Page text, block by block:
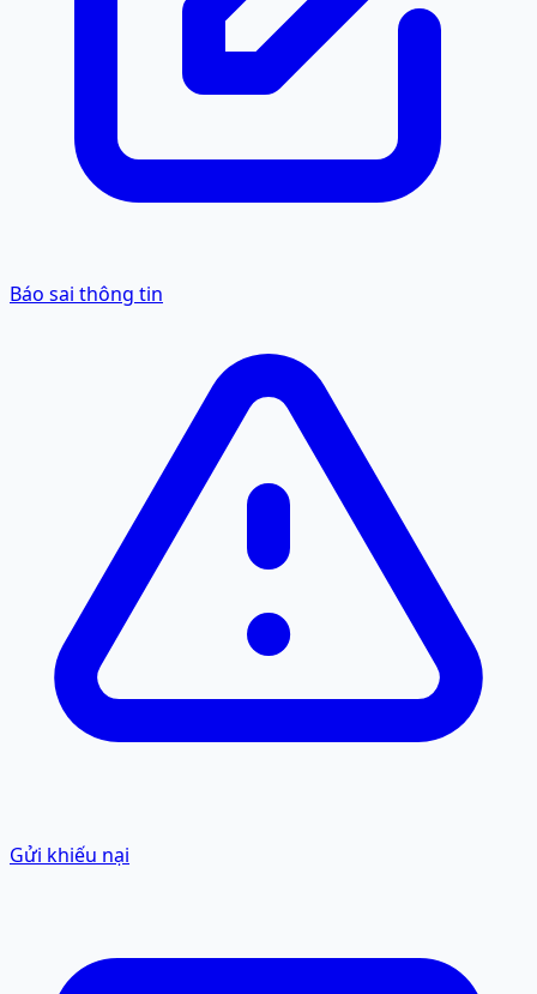
Báo sai thông tin
Gửi khiếu nại